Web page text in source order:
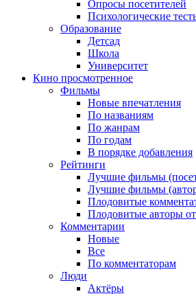
Опросы посетителей
Психологические
Образование
Детсад
Школа
Университет
Кино просмотренное
Фильмы
Новые впечатления
По названиям
По жанрам
По годам
В порядке добавления
Рейтинги
Лучшие фильмы
Лучшие фильмы
Плодовитые
Плодовитые авторы
Комментарии
Новые
Все
По комментаторам
Люди
Актёры